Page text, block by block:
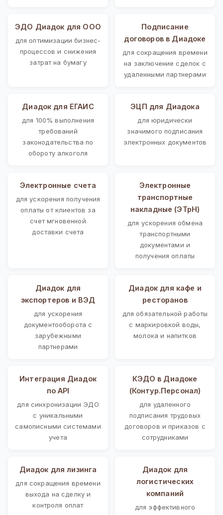
ЭДО Диадок для ООО
для оптимизации бизнес-
процессов и снижения
затрат на бумагу
Подписание
договоров в Диадоке
для сокращения времени
на заключение сделок с
удаленными партнерами
Диадок для ЕГАИС
для 100% выполнения
требований
законодательства по
обороту алкоголя
ЭЦП для Диадока
для юридически
значимого подписания
электронных документов
Электронные счета
для ускорения получения
оплаты от клиентов за
счет мгновенной
доставки счета
Электронные
транспортные
накладные (ЭТрН)
для ускорения обмена
транспортными
документами и
получения оплаты
Диадок для
экспортеров и ВЭД
для ускорения
документооборота с
зарубежными
партнерами
Диадок для кафе и
ресторанов
для обязательной работы
с маркировкой воды,
молока и напитков
Интеграция Диадок
по API
для синхронизации ЭДО
с уникальными
самописными системами
учета
КЭДО в Диадоке
(Контур.Персонал)
для удаленного
подписания трудовых
договоров и приказов с
сотрудниками
Диадок для лизинга
для сокращения времени
выхода на сделку и
контроля оплат
Диадок для
логистических
компаний
для эффективного